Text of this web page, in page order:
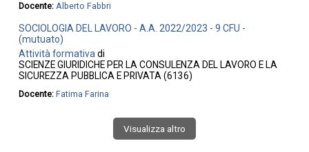
Docente:Alberto Fabbri
SOCIOLOGIA DEL LAVORO - A.A. 2022/2023 - 9 CFU -
(mutuato)
Attività formativadi
SCIENZE GIURIDICHE PER LA CONSULENZA DEL LAVORO E LA
SICUREZZA PUBBLICA E PRIVATA (6136)
Docente:Fatima Farina
Visualizza altro